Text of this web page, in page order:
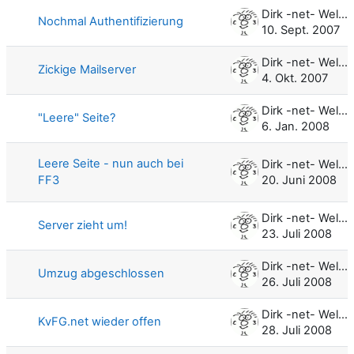
Nochmal Authentifizierung
Dirk -net- Weller
10. Sept. 2007
Zickige Mailserver
Dirk -net- Weller
4. Okt. 2007
"Leere" Seite?
Dirk -net- Weller
6. Jan. 2008
Leere Seite - nun auch bei
FF3
Dirk -net- Weller
20. Juni 2008
Server zieht um!
Dirk -net- Weller
23. Juli 2008
Umzug abgeschlossen
Dirk -net- Weller
26. Juli 2008
KvFG.net wieder offen
Dirk -net- Weller
28. Juli 2008